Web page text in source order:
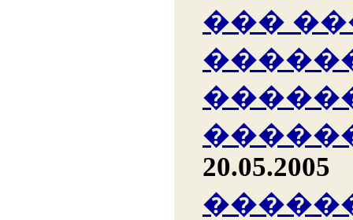
���
20.05.2005